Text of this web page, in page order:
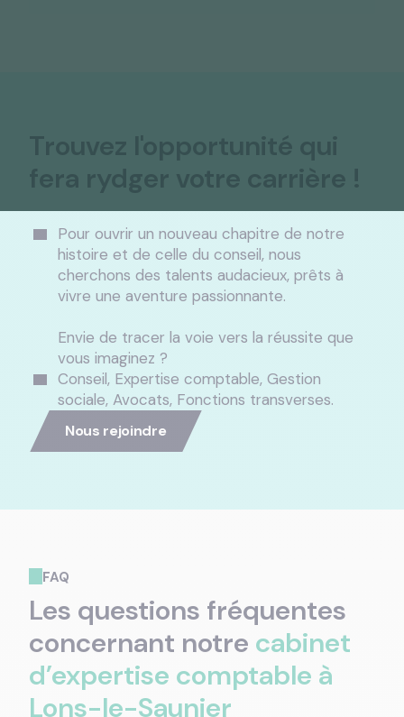
Trouvez l'opportunité qui
fera rydger votre carrière !
Pour ouvrir un nouveau chapitre de notre
histoire et de celle du conseil, nous
cherchons des talents audacieux, prêts à
vivre une aventure passionnante.
Envie de tracer la voie vers la réussite que
vous imaginez ?
Conseil, Expertise comptable, Gestion
sociale, Avocats, Fonctions transverses.
Nous rejoindre
FAQ
Les questions fréquentes
concernant notre cabinet
d’expertise comptable à
Lons-le-Saunier